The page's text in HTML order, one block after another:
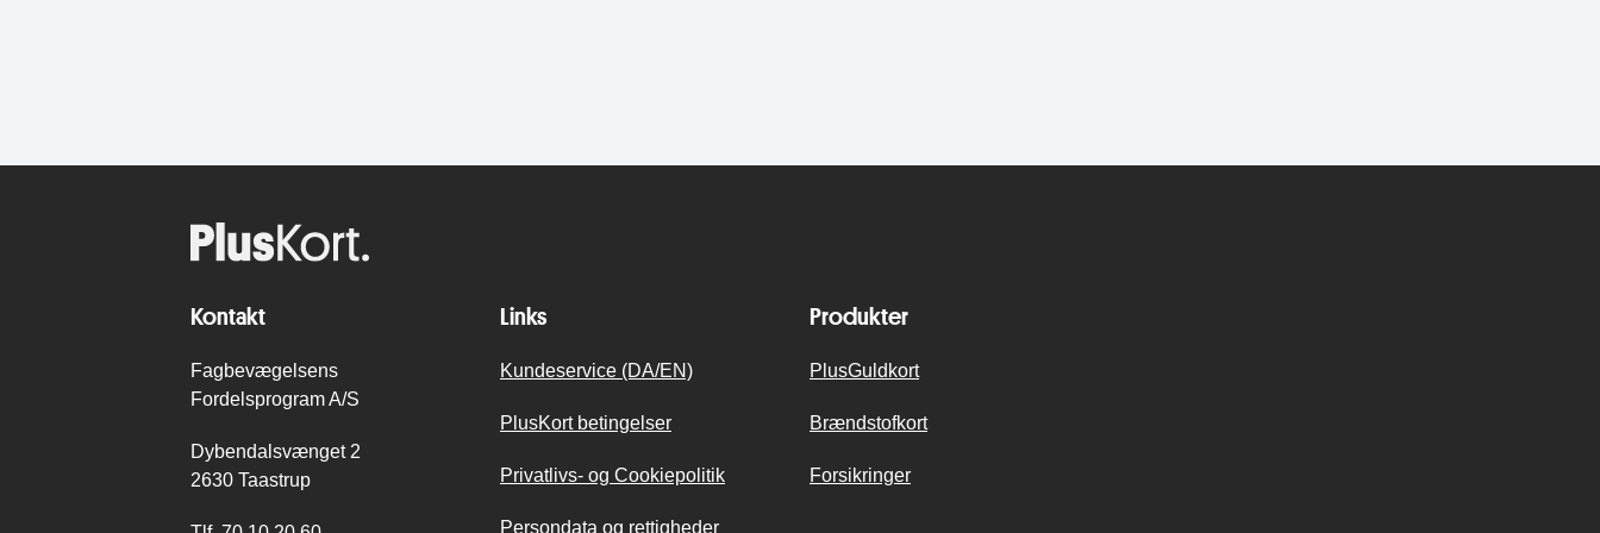
Kontakt
Fagbevægelsens
Fordelsprogram A/S
Dybendalsvænget 2
2630 Taastrup
Links
Kundeservice (DA/EN)
PlusKort betingelser
Privatlivs- og Cookiepolitik
Persondata og rettigheder
Produkter
PlusGuldkort
Brændstofkort
Forsikringer